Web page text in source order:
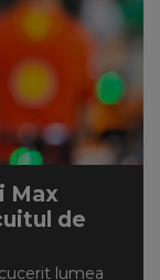
Max
de
lumea